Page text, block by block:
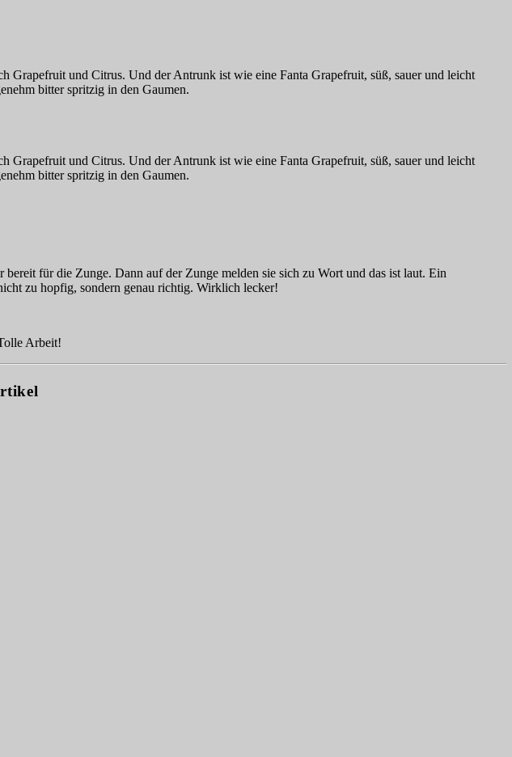
Grapefruit und Citrus. Und der Antrunk ist wie eine Fanta Grapefruit, süß, sauer und leicht
bitter spritzig in den Gaumen.
Grapefruit und Citrus. Und der Antrunk ist wie eine Fanta Grapefruit, süß, sauer und leicht
bitter spritzig in den Gaumen.
für die Zunge. Dann auf der Zunge melden sie sich zu Wort und das ist laut. Ein
zu hopfig, sondern genau richtig. Wirklich lecker!
Arbeit!